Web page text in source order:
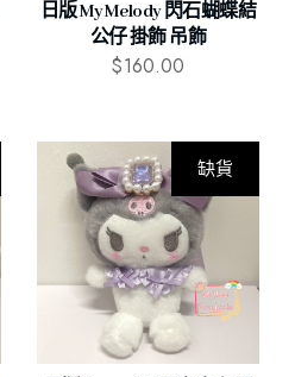
日版 My Melody 閃石蝴蝶結
公仔 掛飾 吊飾
$160.00
缺貨